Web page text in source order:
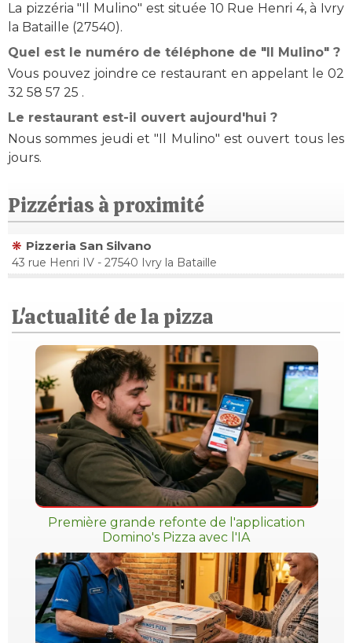
La pizzéria "Il Mulino" est située 10 Rue Henri 4, à Ivry
la Bataille (27540).
Quel est le numéro de téléphone de "Il Mulino" ?
Vous pouvez joindre ce restaurant en appelant le 02
32 58 57 25 .
Le restaurant est-il ouvert aujourd'hui ?
Nous sommes jeudi et "Il Mulino" est ouvert tous les
jours.
Pizzérias à proximité
Pizzeria San Silvano
43 rue Henri IV - 27540 Ivry la Bataille
L'actualité de la pizza
Première grande refonte de l'application
Domino's Pizza avec l'IA